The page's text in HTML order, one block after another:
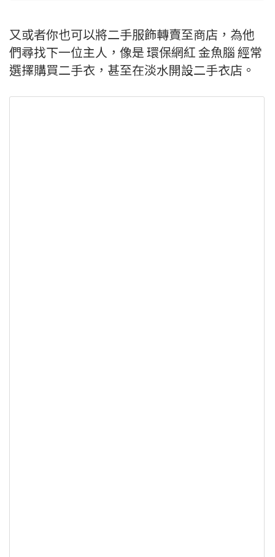
又或者你也可以將二手服飾轉賣至商店，為他
們尋找下一位主人，像是 環保網紅 金魚腦 經常
選擇購買二手衣，甚至在淡水開設二手衣店。